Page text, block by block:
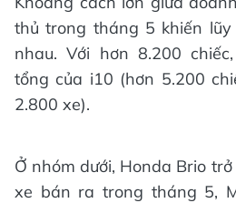
thủ trong tháng 5 khiến
nhau. Với hơn 8.200
tổng của i10 (hơn 5.200
2.800 xe).
Ở nhóm dưới, Honda Brio
xe bán ra trong tháng 5,